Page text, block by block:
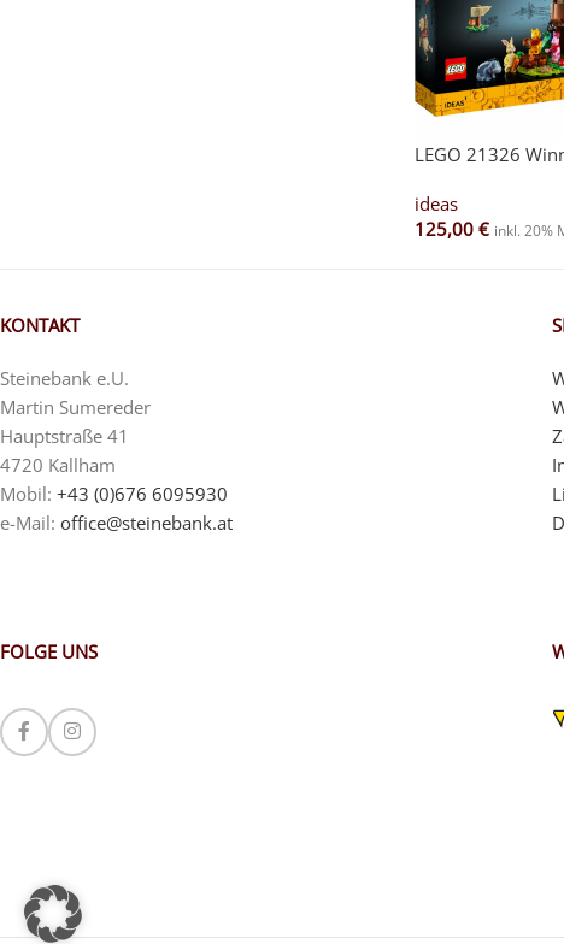
LEGO 21326
ideas
125,00 € inkl. 20%
KONTAKT
Steinebank e.U.
Martin Sumereder
Hauptstraße 41
4720 Kallham
Mobil: +43 (0)676 6095930
e-Mail: office@steinebank.at
FOLGE UNS